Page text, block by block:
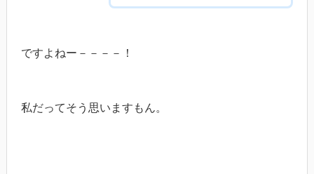
ですよねー－－－－！
私だってそう思いますもん。